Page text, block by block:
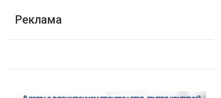
Реклама